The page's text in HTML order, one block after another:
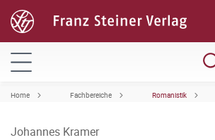
Home Fachbereiche Romanistik
Johannes Kramer